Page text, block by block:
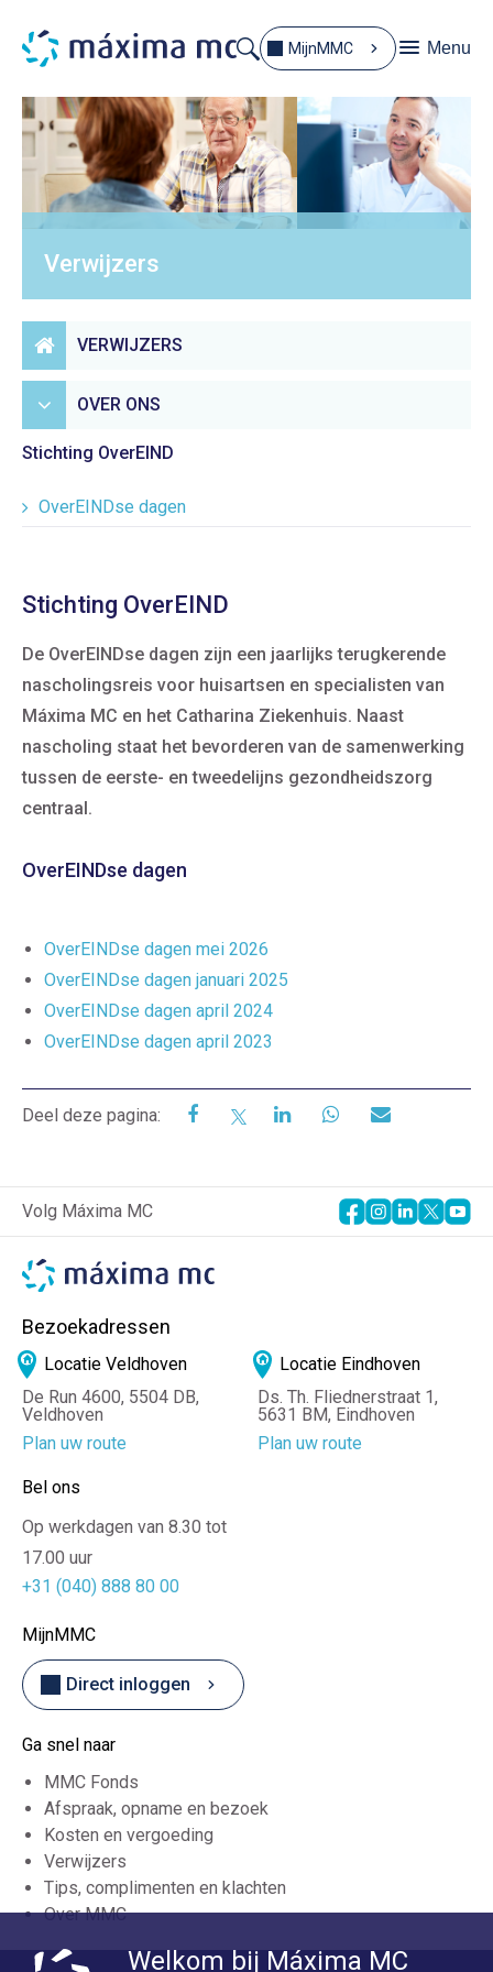
MijnMMC Menu
Verwijzers
VERWIJZERS
OVER ONS
Stichting OverEIND
OverEINDse dagen
Stichting OverEIND
De OverEINDse dagen zijn een jaarlijks terugkerende
nascholingsreis voor huisartsen en specialisten van
Máxima MC en het Catharina Ziekenhuis. Naast
nascholing staat het bevorderen van de samenwerking
tussen de eerste- en tweedelijns gezondheidszorg
centraal.
OverEINDse dagen
OverEINDse dagen mei 2026
OverEINDse dagen januari 2025
OverEINDse dagen april 2024
OverEINDse dagen april 2023
Deel deze pagina:
Bel ons
Op werkdagen van 8.30 tot
17.00 uur
+31 (040) 888 80 00
Bezoekadressen
Locatie Veldhoven
De Run 4600, 5504 DB,
Veldhoven
Plan uw route
Locatie Eindhoven
Ds. Th. Fliednerstraat 1,
5631 BM, Eindhoven
Plan uw route
Volg Máxima MC
Ga snel naar
MMC Fonds
Afspraak, opname en bezoek
Kosten en vergoeding
Verwijzers
Tips, complimenten en klachten
Over MMC
MijnMMC
Direct inloggen
Welkom bij Máxima MC